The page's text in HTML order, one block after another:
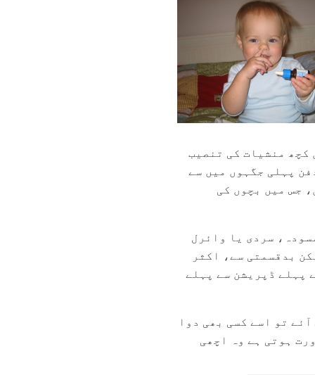
کچھ منشیات کی تنصیب
پہلی جگہوں میں سے
جس میں بچوں کی
سردی یا وائرل
بدقسمتی سے، اکثر
پہلے ڈپریشن سے پہلے
تو اسے کسی بھی دوا
ہوتی ہے وہ اچھی